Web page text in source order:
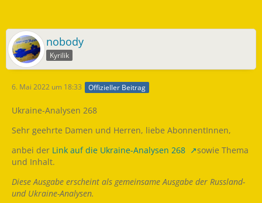
nobody
Kyrilik
6. Mai 2022 um 18:33 Offizieller Beitrag
Ukraine-Analysen 268
Sehr geehrte Damen und Herren, liebe AbonnentInnen,
anbei der Link auf die Ukraine-Analysen 268
sowie Thema
und Inhalt.
Diese Ausgabe erscheint als gemeinsame Ausgabe der Russland-
und Ukraine-Analysen.